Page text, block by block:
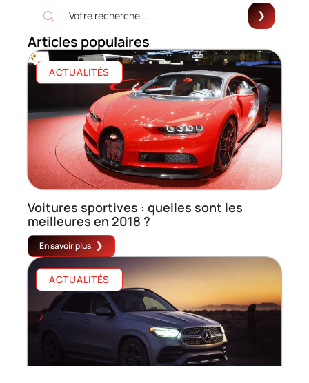
Articles populaires
ACTUALITÉS
Voitures sportives : quelles sont les
meilleures en 2018 ?
En savoir plus
ACTUALITÉS